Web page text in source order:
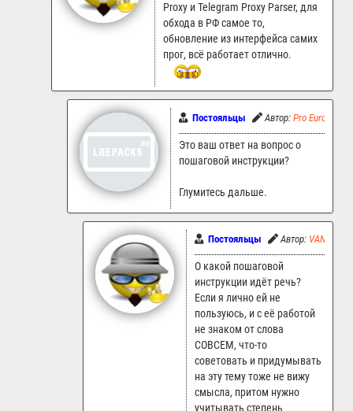
Proxy и Telegram Proxy Parser, для
обхода в РФ самое то,
обновление из интерфейса самих
прог, всё работает отлично.
Постояльцы Автор: Pro Euro
Это ваш ответ на вопрос о
пошаговой инструкции?
Глумитесь дальше.
Постояльцы Автор: VAN7272
О какой пошаговой
инструкции идёт речь?
Если я лично ей не
пользуюсь, и с её работой
не знаком от слова
СОВСЕМ, что-то
советовать и придумывать
на эту тему тоже не вижу
смысла, притом нужно
учитывать степень